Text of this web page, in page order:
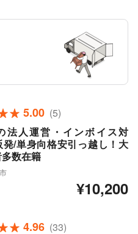
5.00 (5)
法人運営・インボイス対
発/単身向格安引っ越し！大
数在籍
¥10,200
4.96 (33)